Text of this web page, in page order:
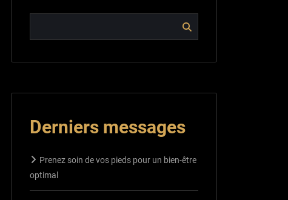
Derniers messages
Prenez soin de vos pieds pour un bien-être
optimal